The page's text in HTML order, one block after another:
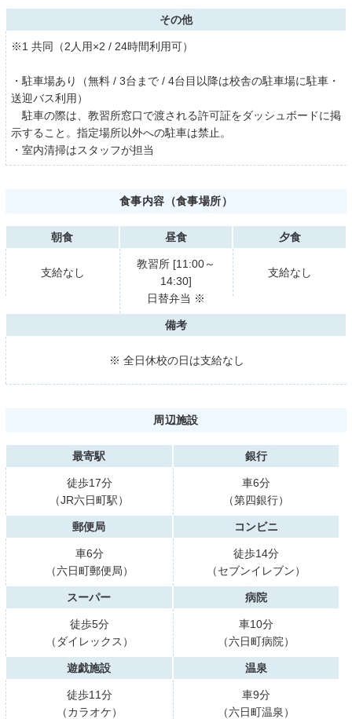
その他
※1 共同（2人用×2 / 24時間利用可）
・駐車場あり（無料 / 3台まで / 4台目以降は校舎の駐車場に駐車・
送迎バス利用）
駐車の際は、教習所窓口で渡される許可証をダッシュボードに掲
示すること。指定場所以外への駐車は禁止。
・室内清掃はスタッフが担当
食事内容（食事場所）
朝食
支給なし
昼食
教習所 [11:00～
14:30]
日替弁当 ※
夕食
支給なし
備考
※ 全日休校の日は支給なし
周辺施設
最寄駅
徒歩17分
（JR六日町駅）
銀行
車6分
（第四銀行）
郵便局
車6分
（六日町郵便局）
コンビニ
徒歩14分
（セブンイレブン）
スーパー
徒歩5分
（ダイレックス）
病院
車10分
（六日町病院）
遊戯施設
徒歩11分
（カラオケ）
温泉
車9分
（六日町温泉）